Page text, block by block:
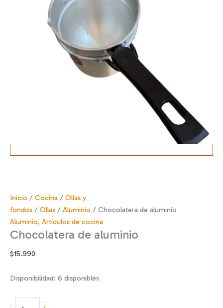
Inicio / Cocina / Ollas y
fondos / Ollas / Aluminio / Chocolatera de aluminio
Aluminio, Artículos de cocina
Chocolatera de aluminio
$15.990
Disponibilidad: 6 disponibles
Chocolatera